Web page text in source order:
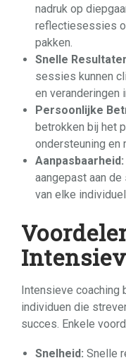
nadruk op
reflectiesessies
pakken.
Snelle
sessies kunnen
en veranderingen
Persoonlijke
betrokken bij het
ondersteuning en
Aanpasbaarheid:
aangepast aan
van elke
Intensieve coaching
individuen die
succes. Enkele
Snelheid: Snelle